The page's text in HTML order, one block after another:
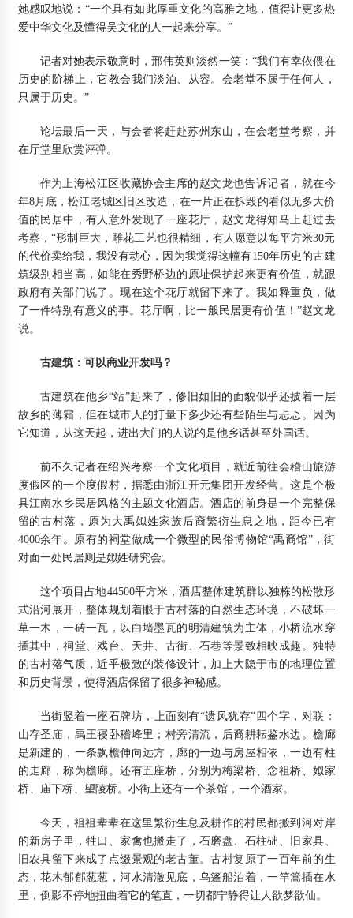
她感叹地说：“一个具有如此厚重文化的高雅之地，值得让更多热
爱中华文化及懂得吴文化的人一起来分享。”
记者对她表示敬意时，邢伟英则淡然一笑：“我们有幸依偎在
历史的阶梯上，它教会我们淡泊、从容。会老堂不属于任何人，
只属于历史。”
论坛最后一天，与会者将赶赴苏州东山，在会老堂考察，并
在厅堂里欣赏评弹。
作为上海松江区收藏协会主席的赵文龙也告诉记者，就在今
年8月底，松江老城区旧区改造，在一片正在拆毁的看似无多大价
值的民居中，有人意外发现了一座花厅，赵文龙得知马上赶过去
考察，“形制巨大，雕花工艺也很精细，有人愿意以每平方米30元
的代价卖给我，我没有动心，因为我觉得这幢有150年历史的古建
筑级别相当高，如能在秀野桥边的原址保护起来更有价值，就跟
政府有关部门说了。现在这个花厅就留下来了。我如释重负，做
了一件特别有意义的事。花厅啊，比一般民居更有价值！”赵文龙
说。
古建筑：可以商业开发吗？
古建筑在他乡“站”起来了，修旧如旧的面貌似乎还披着一层
故乡的薄霜，但在城市人的打量下多少还有些陌生与忐忑。因为
它知道，从这天起，进出大门的人说的是他乡话甚至外国话。
前不久记者在绍兴考察一个文化项目，就近前往会稽山旅游
度假区的一个度假村，据悉由浙江开元集团开发经营。这是个极
具江南水乡民居风格的主题文化酒店。酒店的前身是一个完整保
留的古村落，原为大禹姒姓家族后裔繁衍生息之地，距今已有
4000余年。原有的祠堂做成一个微型的民俗博物馆“禹裔馆”，街
对面一处民居则是姒姓研究会。
这个项目占地44500平方米，酒店整体建筑群以独栋的松散形
式沿河展开，整体规划着眼于古村落的自然生态环境，不破坏一
草一木，一砖一瓦，以白墙墨瓦的明清建筑为主体，小桥流水穿
插其中，祠堂、戏台、天井、古街、石巷等景致相映成趣。独特
的古村落气质，近乎极致的装修设计，加上大隐于市的地理位置
和历史背景，使得酒店保留了很多神秘感。
当街竖着一座石牌坊，上面刻有“遗风犹存”四个字，对联：
山存圣庙，禹王寝卧稽峰里；村旁清流，后裔耕耘鉴水边。檐廊
是新建的，一条飘檐伸向远方，廊的一边与房屋相依，一边有柱
的走廊，称为檐廊。还有五座桥，分别为梅梁桥、念祖桥、姒家
桥、庙下桥、望陵桥。小街上还有一个茶馆，一个酒家。
今天，祖祖辈辈在这里繁衍生息及耕作的村民都搬到河对岸
的新房子里，牲口、家禽也搬走了，石磨盘、石柱础、旧家具、
旧农具留下来成了点缀景观的老古董。古村复原了一百年前的生
态，花木郁郁葱葱，河水清澈见底，乌篷船泊着，一竿篙插在水
里，倒影不停地扭曲着它的笔直，一切都宁静得让人欲梦欲仙。